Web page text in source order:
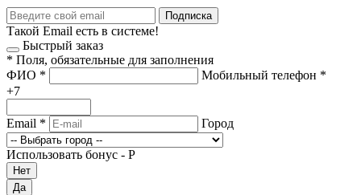
Подписка
Такой Email есть в системе!
Быстрый заказ
* Поля, обязательные для заполнения
ФИО * Мобильный телефон *
+7
Email * Город
Использовать бонус - Р
Нет
Да